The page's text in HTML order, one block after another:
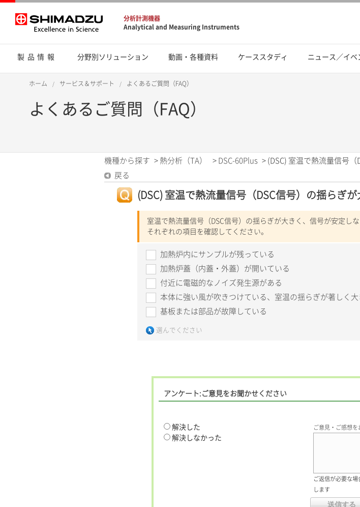
分析計測機器
Analytical and Measuring Instruments
製品情報 分野別ソリューション 動画・各種資料 ケーススタディ ニュース／イベ
ホーム サービス＆サポート よくあるご質問（FAQ）
よくあるご質問（FAQ）
機種から探す > 熱分析（TA） > DSC-60Plus > (DSC) 室温で熱流量信号
戻る
(DSC) 室温で熱流量信号（DSC信号）の揺らぎが
室温で熱流量信号（DSC信号）の揺らぎが大きく、信号が安定し
それぞれの項目を確認してください。
加熱炉内にサンプルが残っている
加熱炉蓋（内蓋・外蓋）が開いている
付近に電磁的なノイズ発生源がある
本体に強い風が吹きつけている、室温の揺らぎが著しく大
基板または部品が故障している
選んでください
アンケート:ご意見をお聞かせください
解決した
解決しなかった
ご意見・ご感想を
ご返信が必要な
します